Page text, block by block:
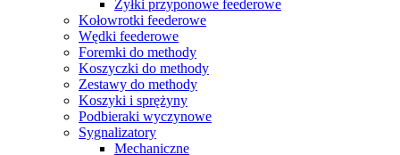
Żyłki przyponowe feederowe
Kołowrotki feederowe
Wędki feederowe
Foremki do methody
Koszyczki do methody
Zestawy do methody
Koszyki i sprężyny
Podbieraki wyczynowe
Sygnalizatory
Mechaniczne